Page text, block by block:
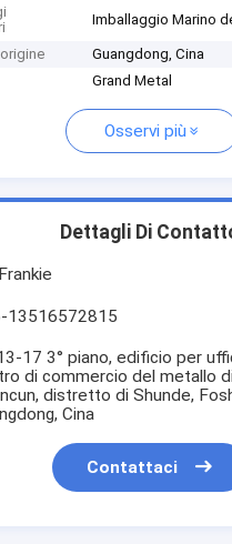
Imballaggio Marino
Guangdong, Cina
Grand Metal
Osservi più
Dettagli Di
13516572815
17 3° piano, edificio per
di commercio del metallo
distretto di Shunde,
Cina
Contattaci